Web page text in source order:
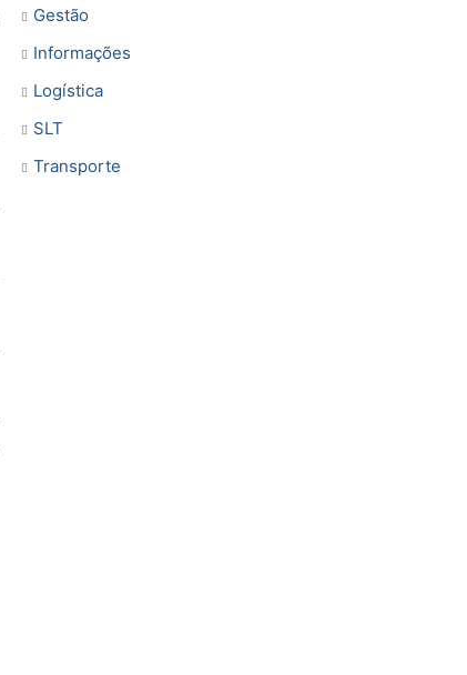
Gestão
Informações
Logística
SLT
Transporte